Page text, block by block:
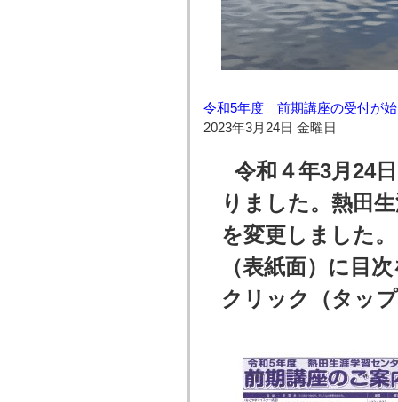
令和5年度 前期講座の受付が
2023年3月24日 金曜日
令和４年3月24
りました。熱田
を変更しました
（表紙面）に目
クリック（タッ